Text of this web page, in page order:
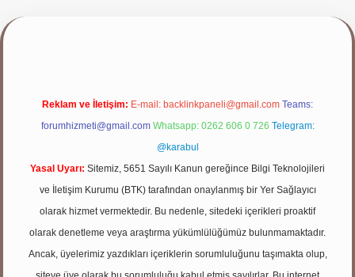
Reklam ve İletişim: E-mail: backlinkpaneli@gmail.com Teams:
forumhizmeti@gmail.com Whatsapp: 0262 606 0 726 Telegram:
@karabul
Yasal Uyarı: Sitemiz, 5651 Sayılı Kanun gereğince Bilgi Teknolojileri
ve İletişim Kurumu (BTK) tarafından onaylanmış bir Yer Sağlayıcı
olarak hizmet vermektedir. Bu nedenle, sitedeki içerikleri proaktif
olarak denetleme veya araştırma yükümlülüğümüz bulunmamaktadır.
Ancak, üyelerimiz yazdıkları içeriklerin sorumluluğunu taşımakta olup,